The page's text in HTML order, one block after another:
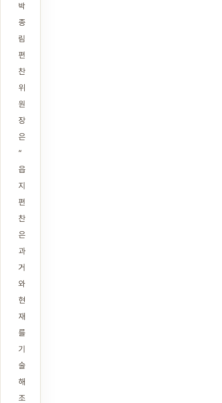
박
종
림
편
찬
위
원
장
은
“
읍
지
편
찬
은
과
거
와
현
재
를
기
술
해
조